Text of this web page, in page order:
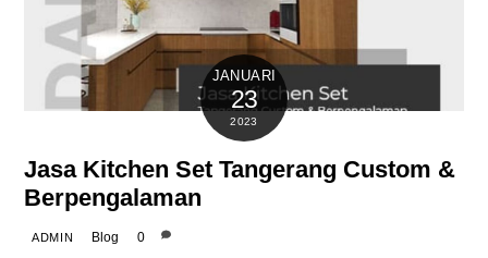
JANUARI
23
2023
Jasa Kitchen Set Tangerang Custom &
Berpengalaman
ADMIN Blog 0